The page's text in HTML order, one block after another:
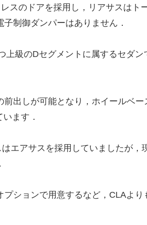
スのドアを採用し，リアサスはト
制御ダンパーはありません．
級のDセグメントに属するセダン
出しが可能となり，ホイールベー
ます．
エアサスを採用していましたが，
ションで用意するなど，CLAより